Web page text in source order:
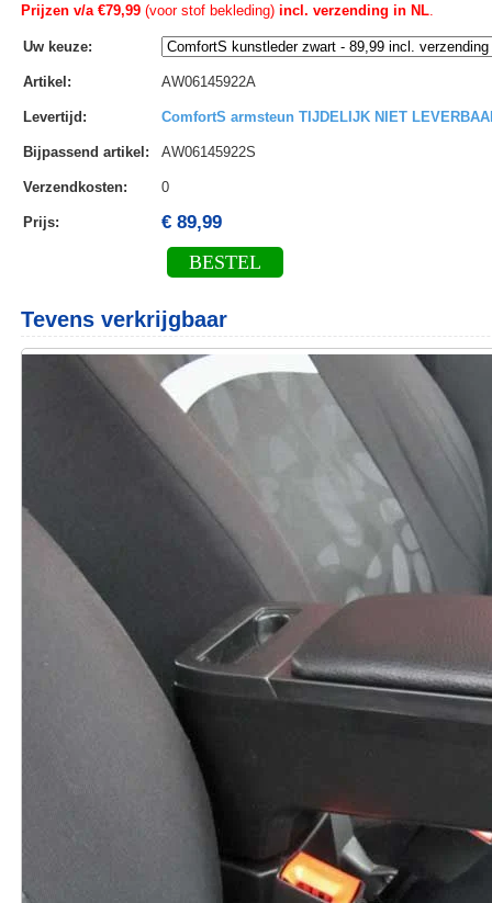
Prijzen v/a €79,99(voor stof bekleding)incl. verzending in NL.
Uw keuze:
Artikel: AW06145922A
Levertijd: ComfortS armsteun TIJDELIJK NIET
Bijpassend artikel: AW06145922S
Verzendkosten: 0
Prijs: € 89,99
BESTEL
Tevens verkrijgbaar